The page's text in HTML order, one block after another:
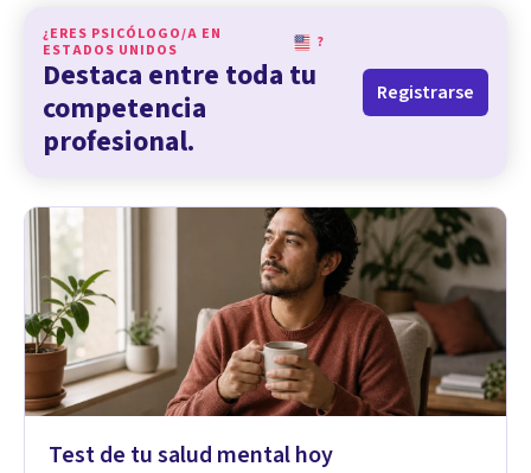
¿ERES PSICÓLOGO/A EN
ESTADOS UNIDOS
?
Destaca entre toda tu
competencia
profesional.
Registrarse
Test de tu salud mental hoy